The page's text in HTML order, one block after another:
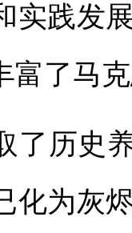
实践发
富了马
历史养
化为灰